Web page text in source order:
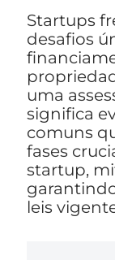
Startups
desafios
uma
significa
comuns
fases
startup,
leis